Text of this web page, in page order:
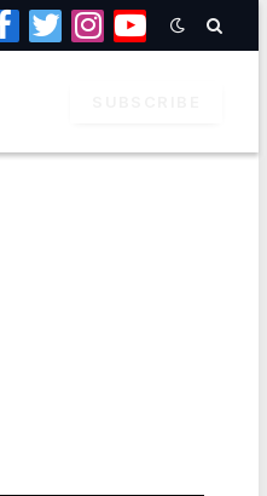
Facebook
TwitterInstagramYouTube